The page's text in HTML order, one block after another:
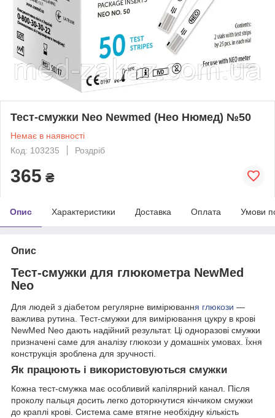
Тест-смужки Neo Newmed (Нео Нюмед) №50
Немає в наявності
Код: 103235
Роздріб
365 ₴
Опис Характеристики Доставка Оплата Умови
Опис
Тест-смужки для глюкометра NewMed
Neo
Для людей з діабетом регулярне вимірювання глюкози —
важлива рутина. Тест-смужки для вимірювання цукру в крові
NewMed Neo дають надійний результат. Ці одноразові смужки
призначені саме для аналізу глюкози у домашніх умовах. Їхня
конструкція зроблена для зручності.
Як працюють і використовуються смужки
Кожна тест-смужка має особливий капілярний канал. Після
проколу пальця досить легко доторкнутися кінчиком смужки
до краплі крові. Система саме втягне необхідну кількість